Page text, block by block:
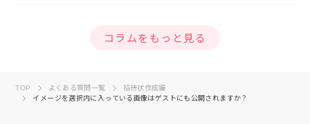
コラムをもっと見る
TOP よくある質問一覧
招待状作成編
イメージを選択内に入っている画像はゲストにも公開されますか？